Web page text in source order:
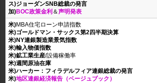
ス)ジョーダンSNB総裁の発言
加)BOC政策金利 ＆声明発表
米)MBA住宅ローン申請指数
米)ゴールドマン・サックス第2四半期決算
米)NY連銀製造業景気指数
米)輸入物価指数
米)鉱工業生産/設備稼働率
米)週間原油在庫
米)ハーカー：フィラデルフィア連銀総裁の発言
米)地区連銀経済報告（ベージュブック）